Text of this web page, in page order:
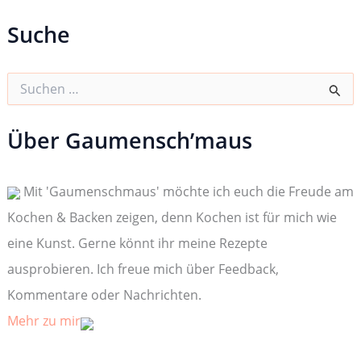
Suche
h
e
a
c
h
:
Über Gaumensch’maus
Mit 'Gaumenschmaus' möchte ich euch die Freude am
Kochen & Backen zeigen, denn Kochen ist für mich wie
eine Kunst. Gerne könnt ihr meine Rezepte
ausprobieren. Ich freue mich über Feedback,
Kommentare oder Nachrichten.
Mehr zu mir